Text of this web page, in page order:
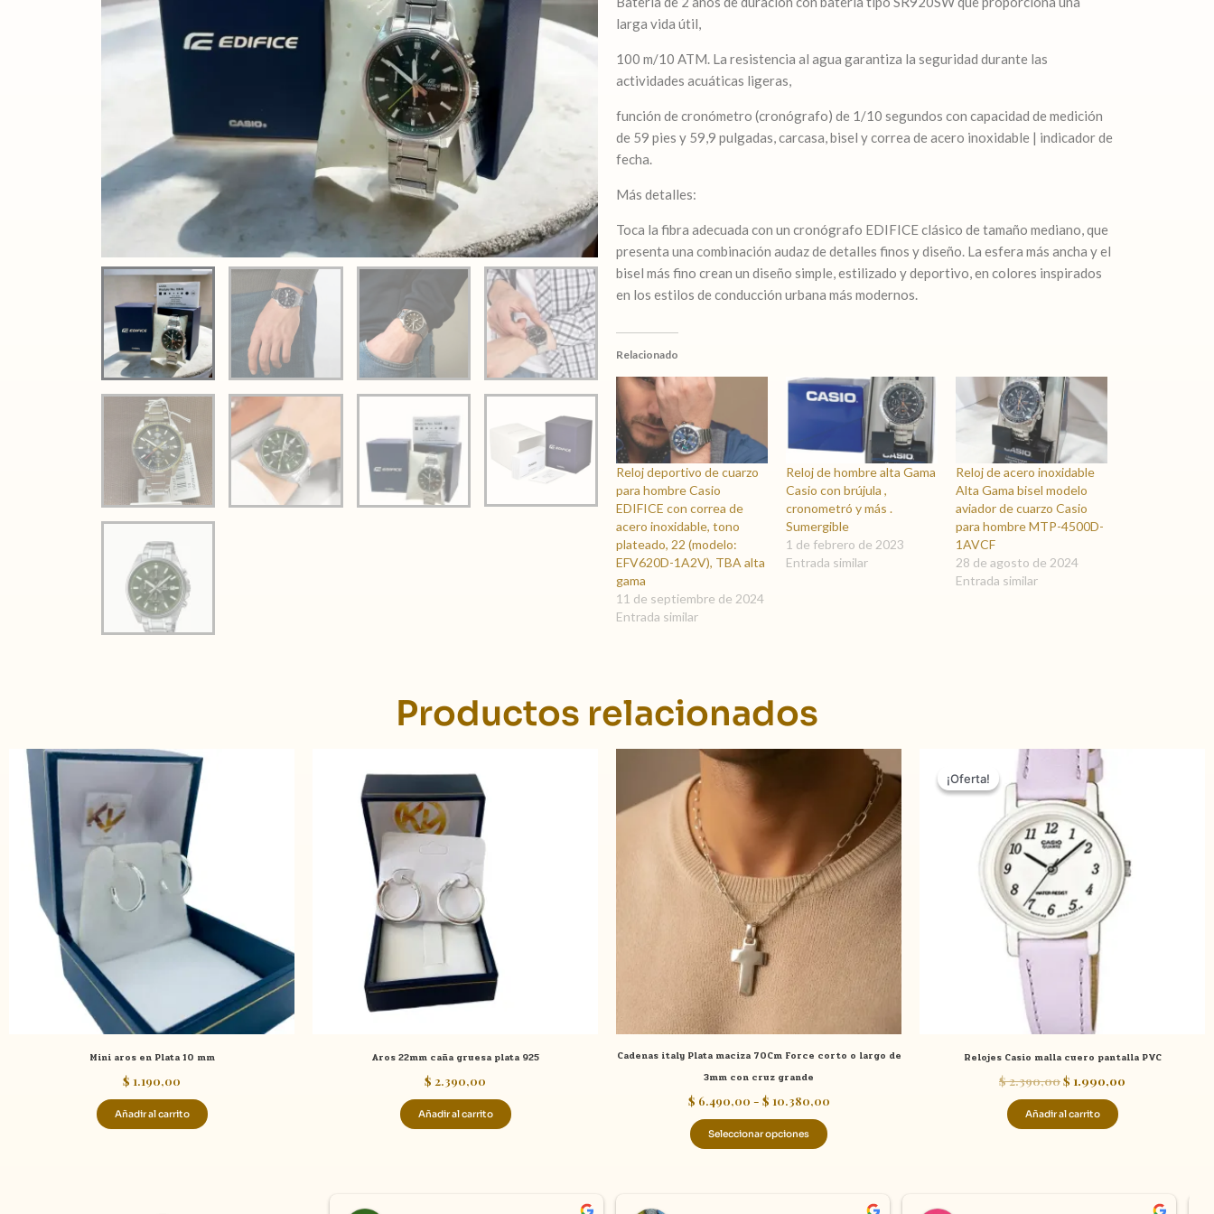
larga vida útil,
100 m/10 ATM. La resistencia al agua garantiza la seguridad durante las
actividades acuáticas ligeras,
función de cronómetro (cronógrafo) de 1/10 segundos con capacidad de medición
de 59 pies y 59,9 pulgadas, carcasa, bisel y correa de acero inoxidable | indicador de
fecha.
Más detalles:
Toca la fibra adecuada con un cronógrafo EDIFICE clásico de tamaño mediano, que
presenta una combinación audaz de detalles finos y diseño. La esfera más ancha y el
bisel más fino crean un diseño simple, estilizado y deportivo, en colores inspirados
en los estilos de conducción urbana más modernos.
Relacionado
Reloj deportivo de cuarzo
para hombre Casio
EDIFICE con correa de
acero inoxidable, tono
plateado, 22 (modelo:
EFV620D-1A2V), TBA alta
gama
11 de septiembre de 2024
Entrada similar
Reloj de hombre alta Gama
Casio con brújula ,
cronometró y más .
Sumergible
1 de febrero de 2023
Entrada similar
Reloj de acero inoxidable
Alta Gama bisel modelo
aviador de cuarzo Casio
para hombre MTP-4500D-
1AVCF
28 de agosto de 2024
Entrada similar
Productos relacionados
Mini aros en Plata 10 mm
$ 1.190,00
Añadir al carrito
Aros 22mm caña gruesa plata 925
$ 2.390,00
Añadir al carrito
Cadenas italy Plata maciza 70Cm Force corto o largo de
3mm con cruz grande
$ 6.490,00 - $ 10.380,00
Rango
precios:
$ 6.490,00
hasta
$ 10.380,00
Seleccionar opciones
producto
múltiples
variantes.
Las
opciones
se
pueden
elegir
en
la
de
producto
¡Oferta!
¡Oferta!
Relojes Casio malla cuero pantalla PVC
$2.390,00
precio
original
era:
$ 2.390,00.
$ 1.990,00
Añadir al carrito